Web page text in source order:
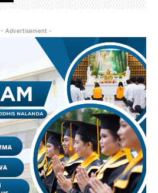
- Advertisement -